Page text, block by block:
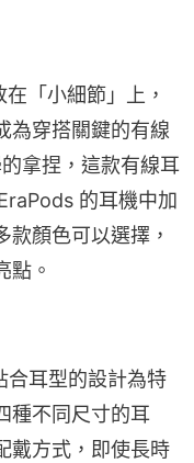
「小細節」上，
為穿搭關鍵的有線
拿捏，這款有線耳
的耳機中加
款顏色可以選擇，
點。
耳型的設計為特
種不同尺寸的耳
戴方式，即使長時